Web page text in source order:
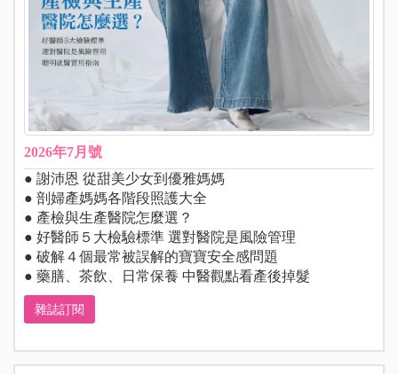
2026年7月號
● 謝沛恩 從甜美少女到優雅媽媽
● 剖婦產媽媽各階段照護大全
● 產檢與生產醫院怎麼選？
● 好醫師５大檢驗標準 選對醫院是風險管理
● 破解４個最常被誤解的寶寶安全感問題
● 藥膳、茶飲、日常保養 中醫觀點看產後掉髮
雜誌訂閱